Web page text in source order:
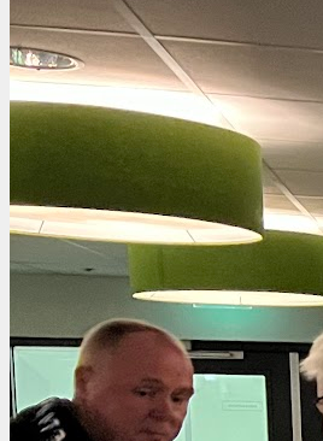
RESERVEREN
VERGADEREN
CONTACT